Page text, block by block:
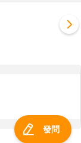
發問